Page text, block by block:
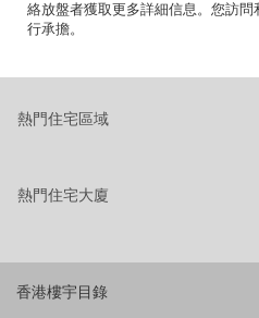
絡放盤者獲取更多詳細信息。您訪
行承擔。
熱門住宅區域
熱門住宅大廈
香港樓宇目錄